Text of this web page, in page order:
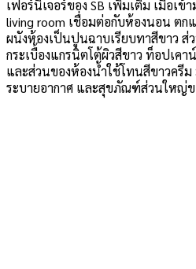
เฟอร์นิเจอร์ของ SB เพิ่มเติม เมื่อเ
living room เชื่อมต่อกับห้องนอน ตก
ผนังห้องเป็นปูนฉาบเรียบทาสีขาว ส่
กระเบื้องแกรนิตโต้ผิวสีขาว ท็อปเคา
และส่วนของห้องน้ำใช้โทนสีขาวครี
ระบายอากาศ และสุขภัณฑ์ส่วนใหญ่ข